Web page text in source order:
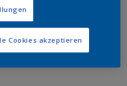
im Webshop
Cookies akzeptieren